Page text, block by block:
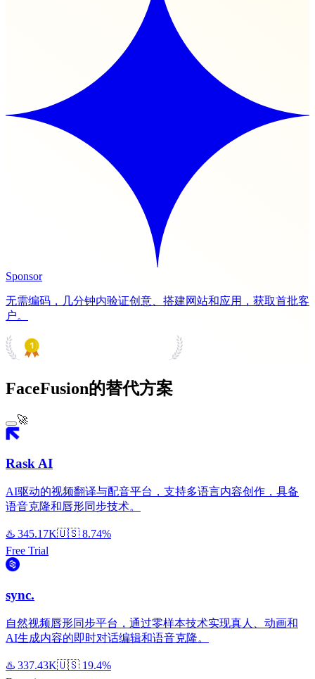
Sponsor
无需编码，几分钟内验证创意、搭建网站和应用，获取首批客
户。
FaceFusion的替代方案
🚀
Rask AI
AI驱动的视频翻译与配音平台，支持多语言内容创作，具备
语音克隆和唇形同步技术。
♨️ 345.17K🇺🇸 8.74%
Free Trial
sync.
自然视频唇形同步平台，通过零样本技术实现真人、动画和
AI生成内容的即时对话编辑和语音克隆。
♨️ 337.43K🇺🇸 19.4%